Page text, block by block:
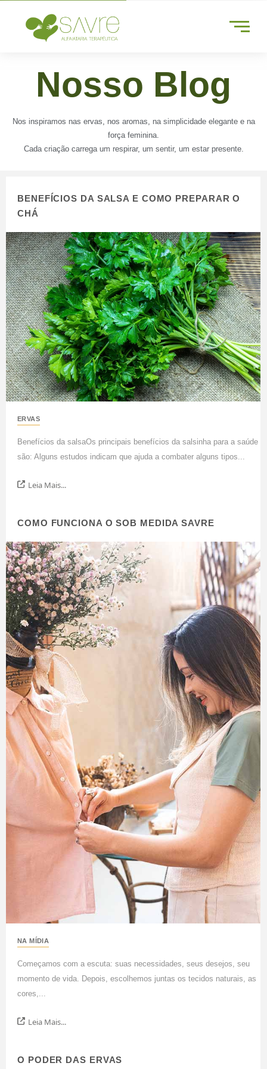
Nosso Blog
Nos inspiramos nas ervas, nos aromas, na simplicidade elegante e na
força feminina.
Cada criação carrega um respirar, um sentir, um estar presente.
BENEFÍCIOS DA SALSA E COMO PREPARAR O
CHÁ
ERVAS
Benefícios da salsaOs principais benefícios da salsinha para a saúde
são: Alguns estudos indicam que ajuda a combater alguns tipos...
Leia Mais...
COMO FUNCIONA O SOB MEDIDA SAVRE
NA MÍDIA
Começamos com a escuta: suas necessidades, seus desejos, seu
momento de vida. Depois, escolhemos juntas os tecidos naturais, as
cores,...
Leia Mais...
O PODER DAS ERVAS